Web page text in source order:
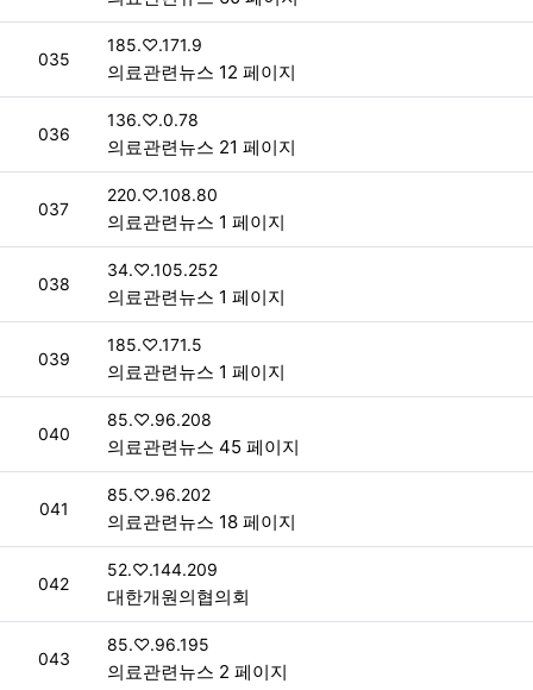
번호
035
접속자
185.♡.171.9
의료관련뉴스 12 페이지
번호
036
접속자
136.♡.0.78
의료관련뉴스 21 페이지
번호
037
접속자
220.♡.108.80
의료관련뉴스 1 페이지
번호
038
접속자
34.♡.105.252
의료관련뉴스 1 페이지
번호
039
접속자
185.♡.171.5
의료관련뉴스 1 페이지
번호
040
접속자
85.♡.96.208
의료관련뉴스 45 페이지
번호
041
접속자
85.♡.96.202
의료관련뉴스 18 페이지
번호
042
접속자
52.♡.144.209
대한개원의협의회
번호
043
접속자
85.♡.96.195
의료관련뉴스 2 페이지